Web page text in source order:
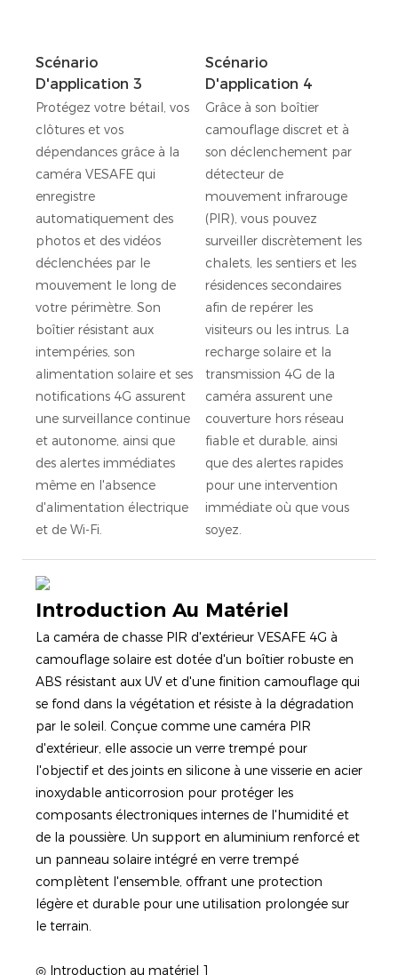
Scénario
D'application 3
Protégez votre bétail, vos
clôtures et vos
dépendances grâce à la
caméra VESAFE qui
enregistre
automatiquement des
photos et des vidéos
déclenchées par le
mouvement le long de
votre périmètre. Son
boîtier résistant aux
intempéries, son
alimentation solaire et ses
notifications 4G assurent
une surveillance continue
et autonome, ainsi que
des alertes immédiates
même en l'absence
d'alimentation électrique
et de Wi-Fi.
Scénario
D'application 4
Grâce à son boîtier
camouflage discret et à
son déclenchement par
détecteur de
mouvement infrarouge
(PIR), vous pouvez
surveiller discrètement les
chalets, les sentiers et les
résidences secondaires
afin de repérer les
visiteurs ou les intrus. La
recharge solaire et la
transmission 4G de la
caméra assurent une
couverture hors réseau
fiable et durable, ainsi
que des alertes rapides
pour une intervention
immédiate où que vous
soyez.
Introduction Au Matériel
La caméra de chasse PIR d'extérieur VESAFE 4G à
camouflage solaire est dotée d'un boîtier robuste en
ABS résistant aux UV et d'une finition camouflage qui
se fond dans la végétation et résiste à la dégradation
par le soleil. Conçue comme une caméra PIR
d'extérieur, elle associe un verre trempé pour
l'objectif et des joints en silicone à une visserie en acier
inoxydable anticorrosion pour protéger les
composants électroniques internes de l'humidité et
de la poussière. Un support en aluminium renforcé et
un panneau solaire intégré en verre trempé
complètent l'ensemble, offrant une protection
légère et durable pour une utilisation prolongée sur
le terrain.
◎ Introduction au matériel 1